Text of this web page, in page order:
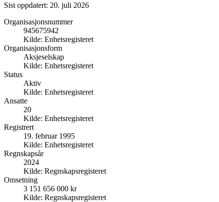
Sist oppdatert: 20. juli 2026
Organisasjonsnummer
945675942
Kilde: Enhetsregisteret
Organisasjonsform
Aksjeselskap
Kilde: Enhetsregisteret
Status
Aktiv
Kilde: Enhetsregisteret
Ansatte
20
Kilde: Enhetsregisteret
Registrert
19. februar 1995
Kilde: Enhetsregisteret
Regnskapsår
2024
Kilde: Regnskapsregisteret
Omsetning
3 151 656 000 kr
Kilde: Regnskapsregisteret